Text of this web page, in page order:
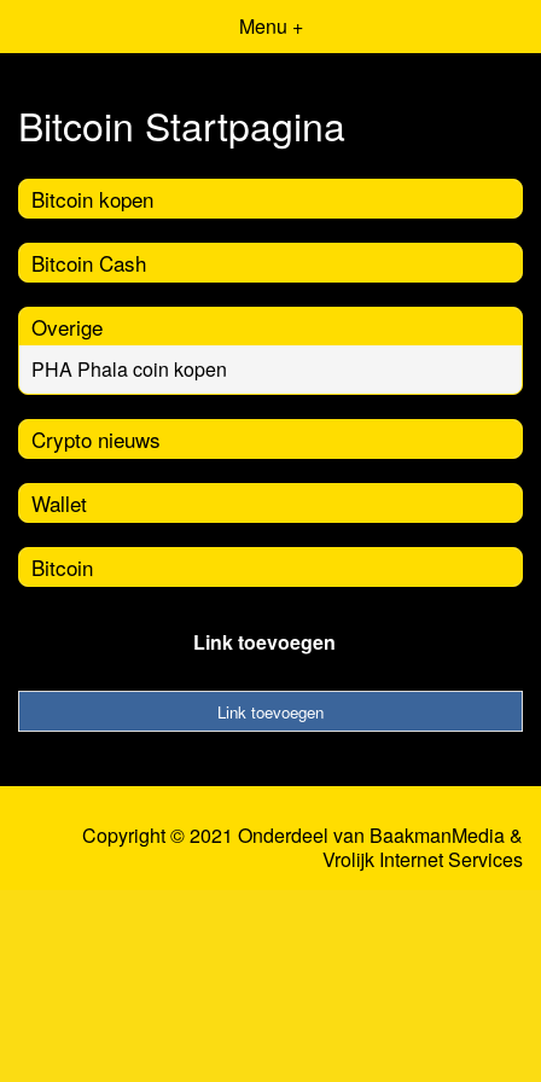
Menu +
Bitcoin Startpagina
Bitcoin kopen
Bitcoin Cash
Overige
PHA Phala coin kopen
Crypto nieuws
Wallet
Bitcoin
Link toevoegen
Link toevoegen
Copyright © 2021 Onderdeel van BaakmanMedia&
Vrolijk Internet Services